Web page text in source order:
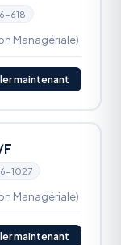
618
Managériale)
maintenant
F
1027
Managériale)
maintenant